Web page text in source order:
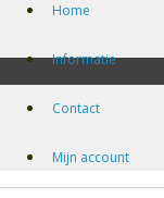
Home
Informatie
Contact
Mijn account